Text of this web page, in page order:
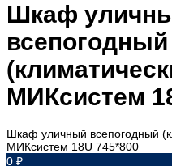
Шкаф
всепогодный
МИКсистем
Шкаф уличный всепогодный
МИКсистем 18U 745*800
0 ₽